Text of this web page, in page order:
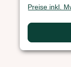
Preise inkl.